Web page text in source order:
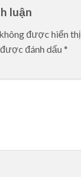
luận
được hiển
đánh dấu *